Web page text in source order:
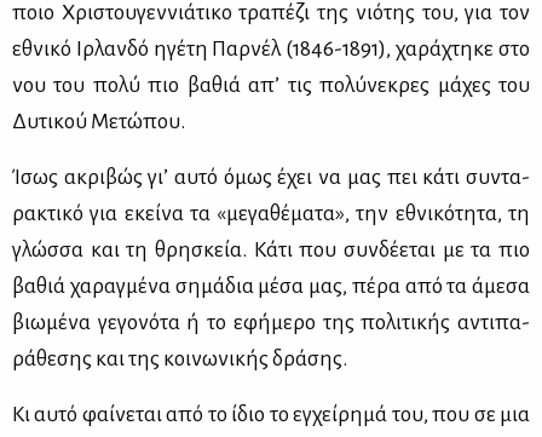
ποιο Χρι­στου­γεν­νιά­τι­κο τρα­πέ­ζι της νιό­της του, για τον
εθνι­κό Ιρ­λαν­δό ηγέ­τη Παρ­νέλ (1846-1891), χα­ρά­χτη­κε στο
νου του πο­λύ πιο βα­θιά απ’ τις πο­λύ­νε­κρες μά­χες του
Δυ­τι­κού Με­τώ­που.
Ίσως ακρι­βώς γι’ αυ­τό όμως έχει να μας πει κά­τι συ­ντα­
ρα­κτι­κό για εκεί­να τα «με­γα­θέ­μα­τα», την εθνι­κό­τη­τα, τη
γλώσ­σα και τη θρη­σκεία. Κά­τι που συν­δέ­ε­ται με τα πιο
βα­θιά χα­ραγ­μέ­να ση­μά­δια μέ­σα μας, πέ­ρα από τα άμε­σα
βιω­μέ­να γε­γο­νό­τα ή το εφή­με­ρο της πο­λι­τι­κής αντι­πα­
ρά­θε­σης και της κοι­νω­νι­κής δρά­σης.
Κι αυ­τό φαί­νε­ται από το ίδιο το εγ­χεί­ρη­μά του, που σε μια